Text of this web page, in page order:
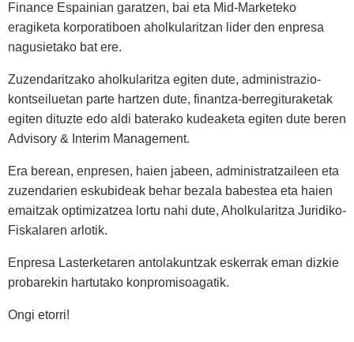
Finance Espainian garatzen, bai eta Mid-Marketeko
eragiketa korporatiboen aholkularitzan lider den enpresa
nagusietako bat ere.
Zuzendaritzako aholkularitza egiten dute, administrazio-
kontseiluetan parte hartzen dute, finantza-berregituraketak
egiten dituzte edo aldi baterako kudeaketa egiten dute beren
Advisory & Interim Management.
Era berean, enpresen, haien jabeen, administratzaileen eta
zuzendarien eskubideak behar bezala babestea eta haien
emaitzak optimizatzea lortu nahi dute, Aholkularitza Juridiko-
Fiskalaren arlotik.
Enpresa Lasterketaren antolakuntzak eskerrak eman dizkie
probarekin hartutako konpromisoagatik.
Ongi etorri!